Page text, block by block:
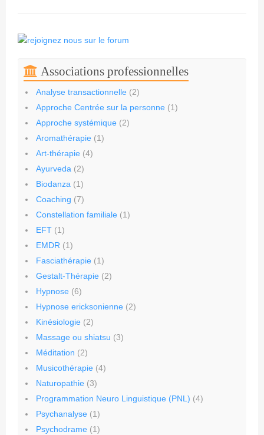
Associations professionnelles
Analyse transactionnelle (2)
Approche Centrée sur la personne (1)
Approche systémique (2)
Aromathérapie (1)
Art-thérapie (4)
Ayurveda (2)
Biodanza (1)
Coaching (7)
Constellation familiale (1)
EFT (1)
EMDR (1)
Fasciathérapie (1)
Gestalt-Thérapie (2)
Hypnose (6)
Hypnose ericksonienne (2)
Kinésiologie (2)
Massage ou shiatsu (3)
Méditation (2)
Musicothérapie (4)
Naturopathie (3)
Programmation Neuro Linguistique (PNL) (4)
Psychanalyse (1)
Psychodrame (1)